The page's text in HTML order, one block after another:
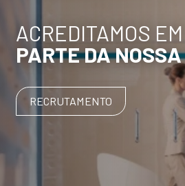
ACREDITAMOS
PARTE DA
RECRUTAMENTO